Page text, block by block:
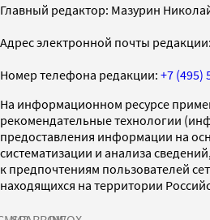
Главный редактор: Мазурин
Адрес электронной почты редакции:
Номер телефона редакции: +7 (495)
На информационном ресурсе
рекомендательные технологии
предоставления информации на
систематизации и анализа
к предпочтениям пользователей
находящихся на территории